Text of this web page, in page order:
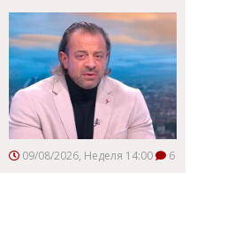
09/08/2026, Неделя 14:00 6